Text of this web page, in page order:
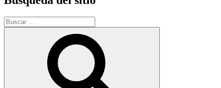
Buscar
por: